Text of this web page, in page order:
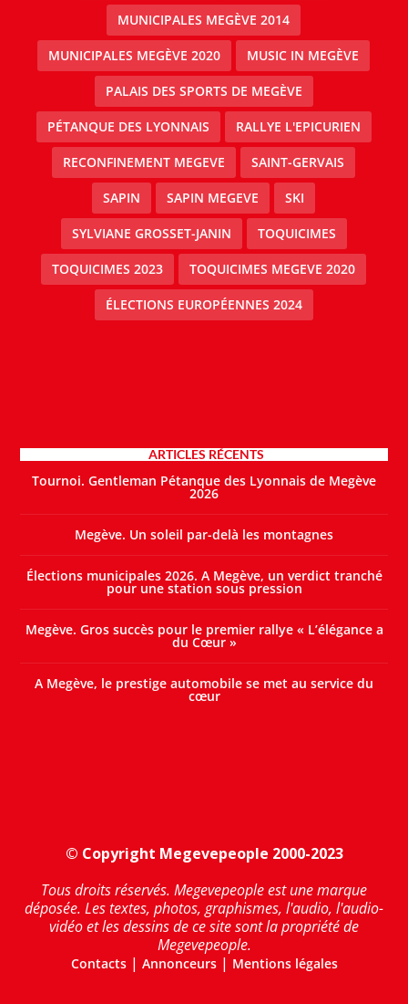
MUNICIPALES MEGÈVE 2014
MUNICIPALES MEGÈVE 2020 MUSIC IN MEGÈVE
PALAIS DES SPORTS DE MEGÈVE
PÉTANQUE DES LYONNAIS RALLYE L'EPICURIEN
RECONFINEMENT MEGEVE SAINT-GERVAIS
SAPIN SAPIN MEGEVE SKI
SYLVIANE GROSSET-JANIN TOQUICIMES
TOQUICIMES 2023 TOQUICIMES MEGEVE 2020
ÉLECTIONS EUROPÉENNES 2024
ARTICLES RÉCENTS
Tournoi. Gentleman Pétanque des Lyonnais de Megève
2026
Megève. Un soleil par-delà les montagnes
Élections municipales 2026. A Megève, un verdict tranché
pour une station sous pression
Megève. Gros succès pour le premier rallye « L’élégance a
du Cœur »
A Megève, le prestige automobile se met au service du
cœur
© Copyright Megevepeople 2000-2023
Tous droits réservés. Megevepeople est une marque
déposée. Les textes, photos, graphismes, l'audio, l'audio-
vidéo et les dessins de ce site sont la propriété de
Megevepeople.
Contacts| Annonceurs| Mentions légales